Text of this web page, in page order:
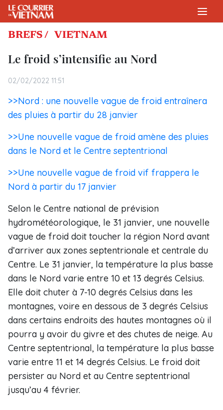
BREFS / VIETNAM
Le froid s’intensifie au Nord
02/02/2022 11:51
>>Nord : une nouvelle vague de froid entraînera
des pluies à partir du 28 janvier
>>Une nouvelle vague de froid amène des pluies
dans le Nord et le Centre septentrional
>>Une nouvelle vague de froid vif frappera le
Nord à partir du 17 janvier
Selon le Centre national de prévision
hydrométéorologique, le 31 janvier, une nouvelle
vague de froid doit toucher la région Nord avant
d’arriver aux zones septentrionale et centrale du
Centre. Le 31 janvier, la température la plus basse
dans le Nord varie entre 10 et 13 degrés Celsius.
Elle doit chuter à 7-10 degrés Celsius dans les
montagnes, voire en dessous de 3 degrés Celsius
dans certains endroits des hautes montagnes où il
pourra y avoir du givre et des chutes de neige. Au
Centre septentrional, la température la plus basse
varie entre 11 et 14 degrés Celsius. Le froid doit
persister au Nord et au Centre septentrional
jusqu’au 4 février.